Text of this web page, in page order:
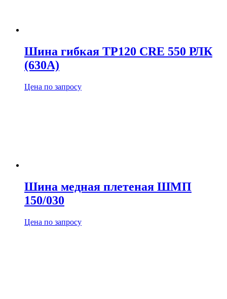
Шина гибкая TP120 CRE 550 РЛК
(630А)
Цена по запросу
Шина медная плетеная ШМП
150/030
Цена по запросу